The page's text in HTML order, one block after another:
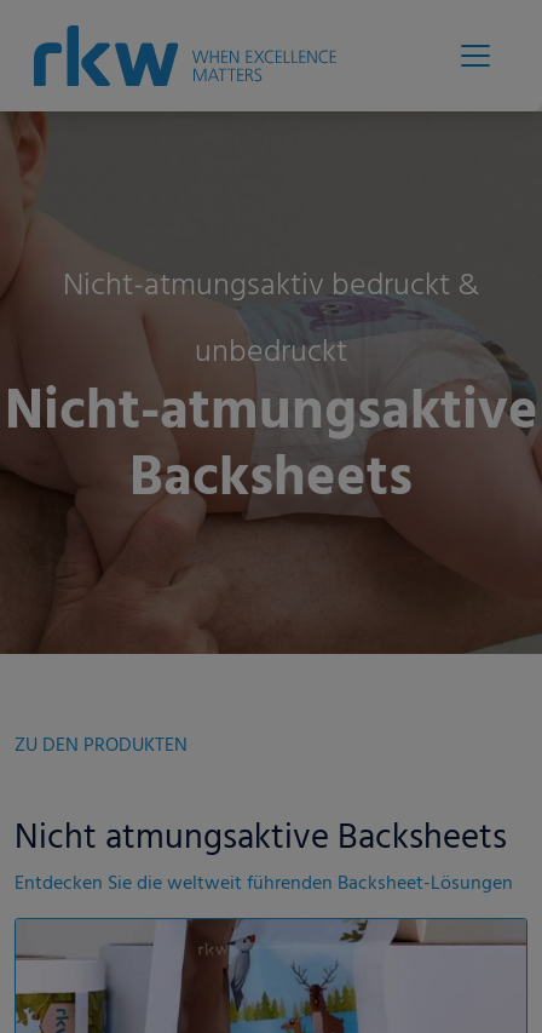
Nicht-atmungsaktiv bedruckt &
unbedruckt
Nicht-atmungsaktive
Backsheets
ZU DEN PRODUKTEN
Nicht atmungsaktive Backsheets
Entdecken Sie die weltweit führenden Backsheet-Lösungen